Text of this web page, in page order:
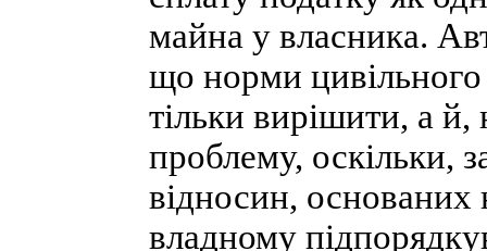
майна у власника.
що норми цивільного
тільки вирішити, а
проблему, оскільки,
відносин, основаних
владному